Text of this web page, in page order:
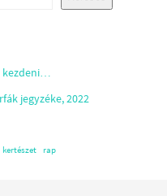
kezdeni…
jegyzéke, 2022
kertészet rap